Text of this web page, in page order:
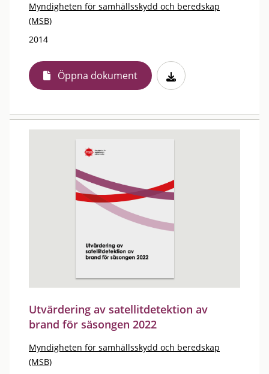
Myndigheten för samhällsskydd och beredskap
(MSB)
2014
Öppna dokument
Utvärdering av satellitdetektion av
brand för säsongen 2022
Myndigheten för samhällsskydd och beredskap
(MSB)